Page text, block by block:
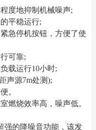
度地抑制机械噪声;
平稳运行;
急停机按钮，方便了使
可靠;
载运行10小时;
声源7m处测);
。
燃烧效率高，噪声低。
的降噪音功能，该发